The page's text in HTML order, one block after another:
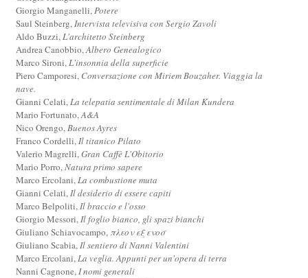
Giorgio Manganelli,Potere
Saul Steinberg,Intervista televisiva con Sergio Zavoli
Aldo Buzzi,L'architetto Steinberg
Andrea Canobbio,Albero Genealogico
Marco Sironi,L'insonnia della superficie
Piero Camporesi, Conversazione con Miriem Bouzaher. Viaggia la
nave.
Gianni Celati,La telepatia sentimentale di Milan Kundera
Mario Fortunato,A&A
Nico Orengo,Buenos Ayres
Franco Cordelli,Il titanico Pilato
Valerio Magrelli,Gran Caffè L'Obitorio
Mario Porro,Natura primo sapere
Marco Ercolani,La combustione muta
Gianni Celati,Il desiderio di essere capiti
Marco Belpoliti,Il braccio e l'osso
Giorgio Messori,Il foglio bianco, gli spazi bianchi
Giuliano Schiavocampo,πλεον εξ ενοσ
Giuliano Scabia,Il sentiero di Nanni Valentini
Marco Ercolani,La veglia. Appunti per un'opera di terra
Nanni Cagnone,I nomi generali